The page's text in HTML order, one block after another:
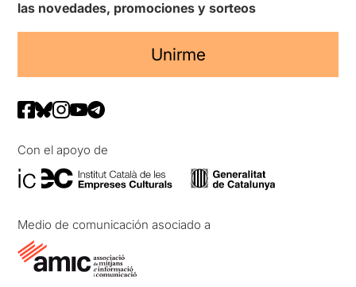
las novedades, promociones y sorteos
Unirme
Con el apoyo de
Medio de comunicación asociado a